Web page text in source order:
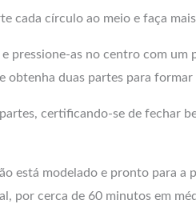
cada círculo ao meio e faça
e pressione-as no centro com
obtenha duas partes para formar
certificando-se de fechar
está modelado e pronto para a
por cerca de 60 minutos em